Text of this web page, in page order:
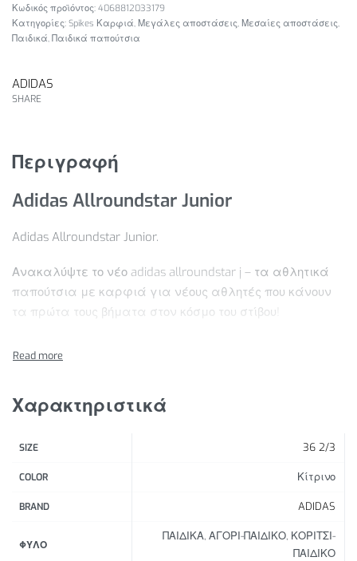
4068812033179
Κατηγορίες: Spikes Καρφιά, Μεγάλες αποστάσεις, Μεσαίες αποστάσεις,
Παιδικά, Παιδικά παπούτσια
ADIDAS
SHARE
Περιγραφή
Adidas Allroundstar Junior
Adidas Allroundstar Junior.
Ανακαλύψτε το νέο adidas allroundstar j – τα αθλητικά
παπούτσια με καρφιά για νέους αθλητές που κάνουν
τα πρώτα τους βήματα στον κόσμο του στίβου!
σταθερότητα και άνεση κατά τη διάρκεια του
αγώνα, ώστε κάθε βήμα να μετράει.
περιβαλλοντικού αντίκτυπου.
Χαρακτηριστικά
SIZE 36 2/3
COLOR Κίτρινο
BRAND ADIDAS
ΦΥΛΟ
ΠΑΙΔΙΚΑ, ΑΓΟΡΙ-ΠΑΙΔΙΚΟ, ΚΟΡΙΤΣΙ-
ΠΑΙΔΙΚΟ